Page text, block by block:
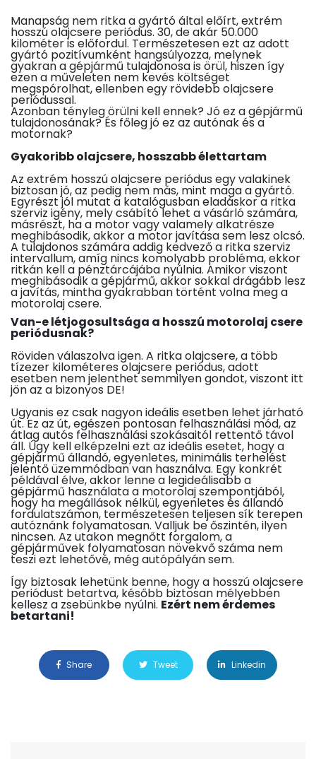
Manapság nem ritka a gyártó által előírt, extrém
hosszú olajcsere periódus. 30, de akár 50.000
kilométer is előfordul. Természetesen ezt az adott
gyártó pozitívumként hangsúlyozza, melynek
gyakran a gépjármű tulajdonosa is örül, hiszen így
ezen a műveleten nem kevés költséget
megspórolhat, ellenben egy rövidebb olajcsere
periódussal.
Azonban tényleg örülni kell ennek? Jó ez a gépjármű
tulajdonosának? És főleg jó ez az autónak és a
motornak?
Gyakoribb olajcsere, hosszabb élettartam
Az extrém hosszú olajcsere periódus egy valakinek
biztosan jó, az pedig nem más, mint maga a gyártó.
Egyrészt jól mutat a katalógusban eladáskor a ritka
szerviz igény, mely csábító lehet a vásárló számára,
másrészt, ha a motor vagy valamely alkatrésze
meghibásodik, akkor a motor javítása sem lesz olcsó.
A tulajdonos számára addig kedvező a ritka szerviz
intervallum, amíg nincs komolyabb probléma, ekkor
ritkán kell a pénztárcájába nyúlnia. Amikor viszont
meghibásodik a gépjármű, akkor sokkal drágább lesz
a javítás, mintha gyakrabban történt volna meg a
motorolaj csere.
Van-e létjogosultsága a hosszú motorolaj csere
periódusnak?
Röviden válaszolva igen. A ritka olajcsere, a több
tízezer kilométeres olajcsere periódus, adott
esetben nem jelenthet semmilyen gondot, viszont itt
jön az a bizonyos DE!
Ugyanis ez csak nagyon ideális esetben lehet járható
út. Ez az út, egészen pontosan felhasználási mód, az
átlag autós felhasználási szokásaitól rettentő távol
áll. Úgy kell elképzelni ezt az ideális esetet, hogy a
gépjármű állandó, egyenletes, minimális terhelést
jelentő üzemmódban van használva. Egy konkrét
példával élve, akkor lenne a legideálisabb a
gépjármű használata a motorolaj szempontjából,
hogy ha megállások nélkül, egyenletes és állandó
fordulatszámon, természetesen teljesen sík terepen
autóznánk folyamatosan. Valljuk be őszintén, ilyen
nincsen. Az utakon megnőtt forgalom, a
gépjárművek folyamatosan növekvő száma nem
teszi ezt lehetővé, még autópályán sem.
Így biztosak lehetünk benne, hogy a hosszú olajcsere
periódust betartva, később biztosan mélyebben
kellesz a zsebünkbe nyúlni. Ezért nem érdemes
betartani!
Share Tweet Linkedin